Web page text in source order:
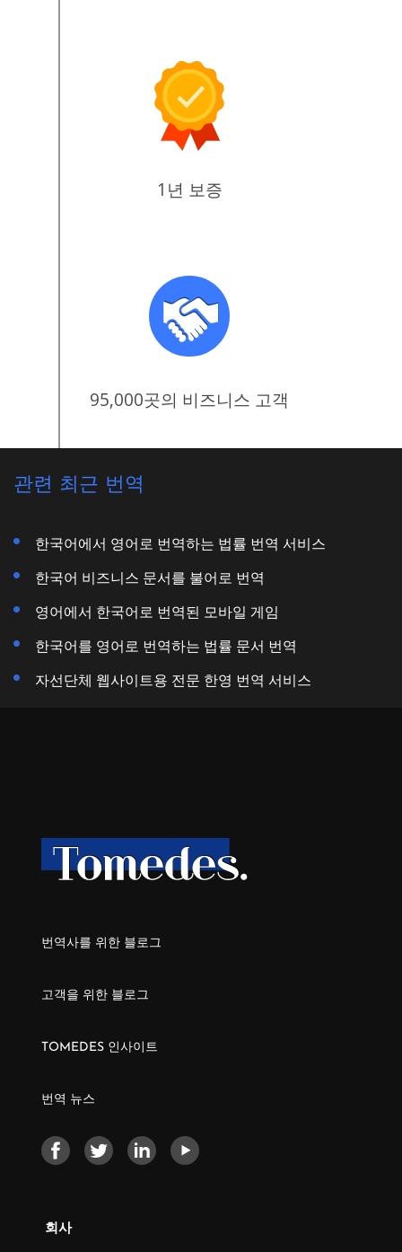
1년 보증
95,000곳의 비즈니스 고객
관련 최근 번역
한국어에서 영어로 번역하는 법률 번역 서비스
한국어 비즈니스 문서를 불어로 번역
영어에서 한국어로 번역된 모바일 게임
한국어를 영어로 번역하는 법률 문서 번역
자선단체 웹사이트용 전문 한영 번역 서비스
번역사를 위한 블로그
고객을 위한 블로그
TOMEDES 인사이트
번역 뉴스
회사